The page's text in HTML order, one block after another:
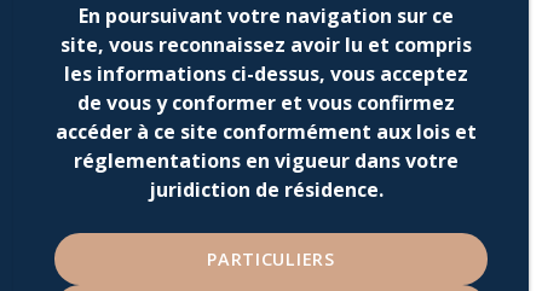
Partenaires relations
investisseurs
Astria accompagne Indépendance
ses investisseurs.
En poursuivant votre navigation sur ce
site, vous reconnaissez avoir lu et compris
les informations ci-dessus, vous acceptez
de vous y conformer et vous confirmez
accéder à ce site conformément aux lois et
réglementations en vigueur dans votre
juridiction de résidence.
PARTICULIERS